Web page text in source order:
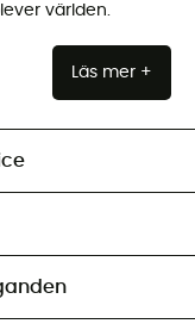
världen.
Läs mer +